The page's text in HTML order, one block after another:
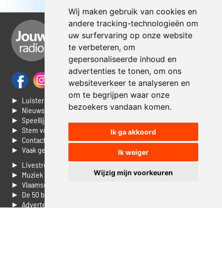
Wij maken gebruik van cookies en
andere tracking-technologieën om
uw surfervaring op onze website
te verbeteren, om
gepersonaliseerde inhoud en
advertenties te tonen, om ons
websiteverkeer te analyseren en
om te begrijpen waar onze
bezoekers vandaan komen.
Ik ga akkoord
Ik weiger
Wijzig mijn voorkeuren
► Luisteren naar Jouwradio
► Nieuws
► Speellijst
► Stem voor de Dag top 3
► Contacteer ons
► Vaak gestelde vragen
► Livestream informatie
► Muziek opzoeken
► Vlaamse 100 Aller tijden
► De 50 beste van...
► Adverteren op Jouwradio